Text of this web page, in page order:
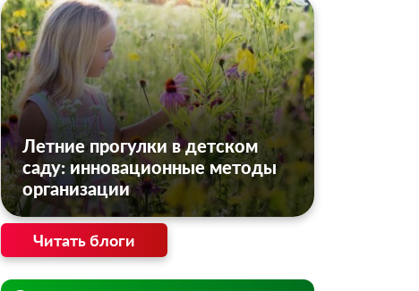
Летние прогулки в детском
саду: инновационные методы
организации
Читать блоги